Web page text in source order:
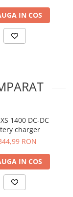
IN COS
1400 DC-DC
charger
RON
IN COS